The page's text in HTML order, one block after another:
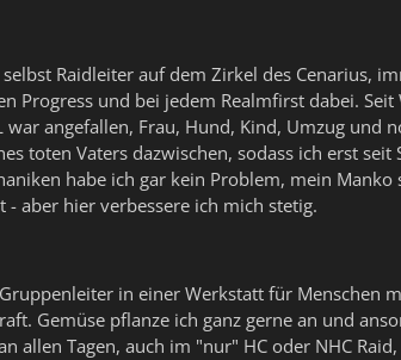
Raidleiter auf dem Zirkel des Cenarius,
Progress und bei jedem Realmfirst dabei.
war angefallen, Frau, Hund, Kind, Umzug und
toten Vaters dazwischen, sodass ich erst
habe ich gar kein Problem, mein
- aber hier verbessere ich mich stetig.
in einer Werkstatt für
Gemüse pflanze ich ganz gerne an und
allen Tagen, auch im "nur" HC oder NHC